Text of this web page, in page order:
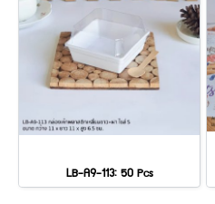
LB-A9-113: 50 Pcs